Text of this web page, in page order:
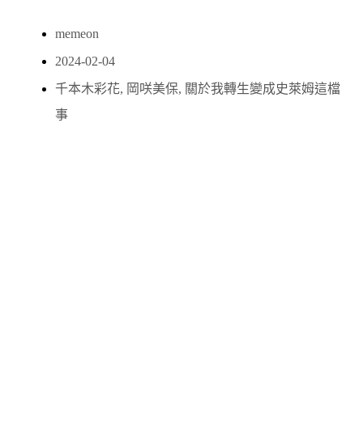
memeon
2024-02-04
千本木彩花, 岡咲美保, 關於我轉生變成史萊姆這檔
事